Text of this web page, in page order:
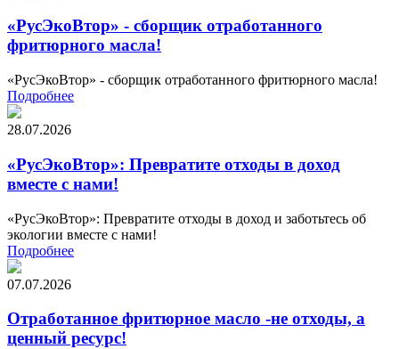
«РусЭкоВтор» - сборщик отработанного
фритюрного масла!
«РусЭкоВтор» - сборщик отработанного фритюрного масла!
Подробнее
28.07.2026
«РусЭкоВтор»: Превратите отходы в доход
вместе с нами!
«РусЭкоВтор»: Превратите отходы в доход и заботьтесь об
экологии вместе с нами!
Подробнее
07.07.2026
Отработанное фритюрное масло -не отходы, а
ценный ресурс!